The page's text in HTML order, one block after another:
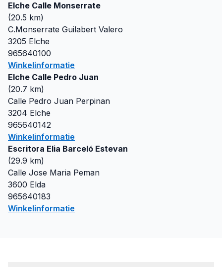
Elche Calle Monserrate
(20.5 km)
C.Monserrate Guilabert Valero
3205 Elche
965640100
Winkelinformatie
Elche Calle Pedro Juan
(20.7 km)
Calle Pedro Juan Perpinan
3204 Elche
965640142
Winkelinformatie
Escritora Elia Barceló Estevan
(29.9 km)
Calle Jose Maria Peman
3600 Elda
965640183
Winkelinformatie